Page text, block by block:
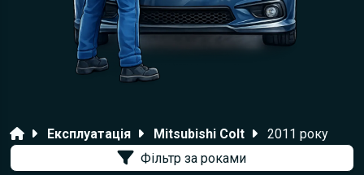
ГоловнаЕксплуатація Mitsubishi Colt
2011 року
Фільтр за роками